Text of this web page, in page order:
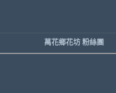
萬花鄉花坊 粉絲團